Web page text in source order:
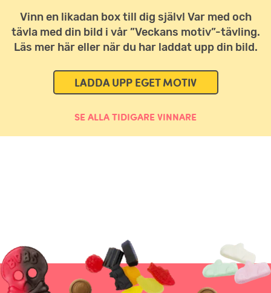
Vinn en likadan box till dig själv! Var med och
tävla med din bild i vår ”Veckans motiv”-tävling.
Läs mer här eller när du har laddat upp din bild.
LADDA UPP EGET MOTIV
SE ALLA TIDIGARE VINNARE